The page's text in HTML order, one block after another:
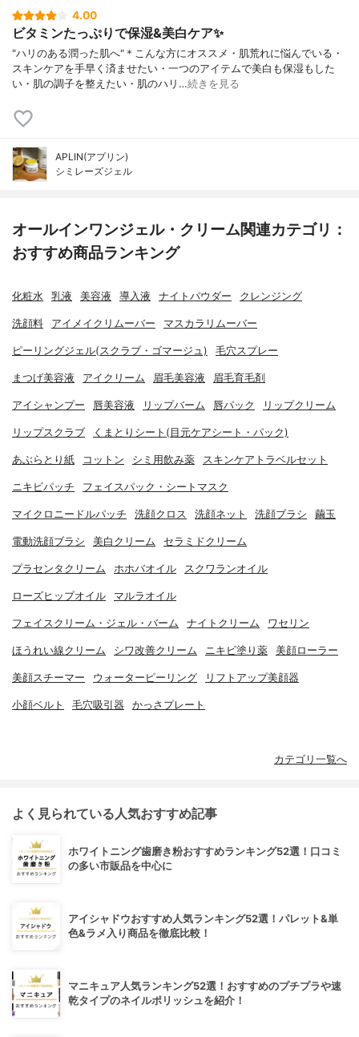
4.00
ビタミンたっぷりで保湿&美白ケア✨
"ハリのある潤った肌へ"＊こんな方にオススメ・肌荒れに悩んでいる・
スキンケアを手早く済ませたい・一つのアイテムで美白も保湿もした
い・肌の調子を整えたい・肌のハリ…続きを見る
APLIN(アプリン)
シミレーズジェル
オールインワンジェル・クリーム関連カテゴリ：
おすすめ商品ランキング
化粧水 乳液 美容液 導入液 ナイトパウダー クレンジング
洗顔料 アイメイクリムーバー マスカラリムーバー
ピーリングジェル(スクラブ・ゴマージュ) 毛穴スプレー
まつげ美容液 アイクリーム 眉毛美容液 眉毛育毛剤
アイシャンプー 唇美容液 リップバーム 唇パック リップクリーム
リップスクラブ くまとりシート(目元ケアシート・パック)
あぶらとり紙 コットン シミ用飲み薬 スキンケアトラベルセット
ニキビパッチ フェイスパック・シートマスク
マイクロニードルパッチ 洗顔クロス 洗顔ネット 洗顔ブラシ 繭玉
電動洗顔ブラシ 美白クリーム セラミドクリーム
プラセンタクリーム ホホバオイル スクワランオイル
ローズヒップオイル マルラオイル
フェイスクリーム・ジェル・バーム ナイトクリーム ワセリン
ほうれい線クリーム シワ改善クリーム ニキビ塗り薬 美顔ローラー
美顔スチーマー ウォーターピーリング リフトアップ美顔器
小顔ベルト 毛穴吸引器 かっさプレート
カテゴリ一覧へ
よく見られている人気おすすめ記事
ホワイトニング歯磨き粉おすすめランキング52選！口コミ
の多い市販品を中心に
アイシャドウおすすめ人気ランキング52選！パレット&単
色&ラメ入り商品を徹底比較！
マニキュア人気ランキング52選！おすすめのプチプラや速
乾タイプのネイルポリッシュを紹介！